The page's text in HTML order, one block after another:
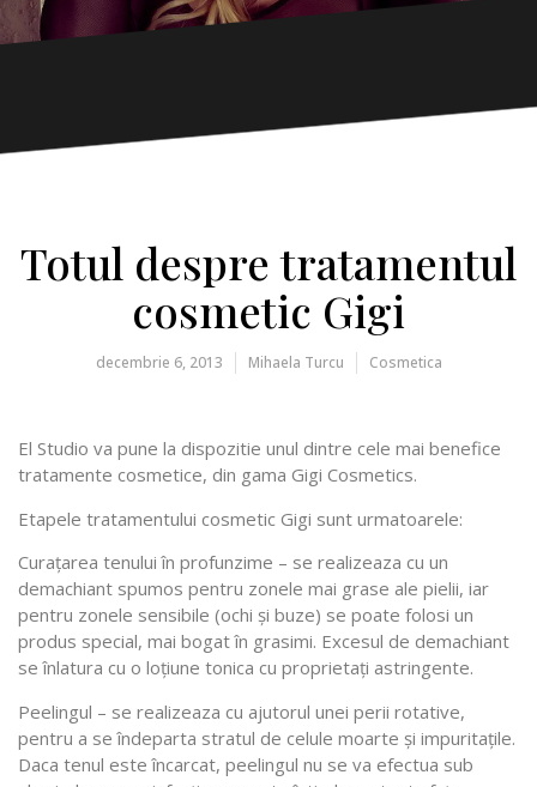
Totul despre tratamentul
cosmetic Gigi
decembrie 6, 2013 Mihaela Turcu Cosmetica
El Studio va pune la dispozitie unul dintre cele mai benefice
tratamente cosmetice, din gama Gigi Cosmetics.
Etapele tratamentului cosmetic Gigi sunt urmatoarele:
Curaţarea tenului în profunzime – se realizeaza cu un
demachiant spumos pentru zonele mai grase ale pielii, iar
pentru zonele sensibile (ochi şi buze) se poate folosi un
produs special, mai bogat în grasimi. Excesul de demachiant
se înlatura cu o loţiune tonica cu proprietaţi astringente.
Peelingul – se realizeaza cu ajutorul unei perii rotative,
pentru a se îndeparta stratul de celule moarte şi impuritaţile.
Daca tenul este încarcat, peelingul nu se va efectua sub